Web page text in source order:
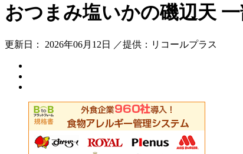
おつまみ塩いかの磯辺天
更新日： 2026年06月12日 ／提供：リコールプラス